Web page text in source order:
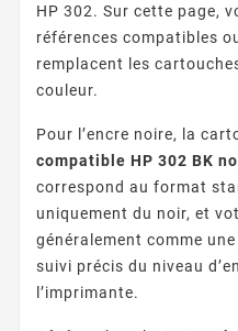
HP 302. Sur cette page,
références compatibles
remplacent les
couleur.
Pour l’encre noire, la
compatible HP 302 BK
correspond au format
uniquement du noir, et
généralement comme
suivi précis du niveau
l’imprimante.